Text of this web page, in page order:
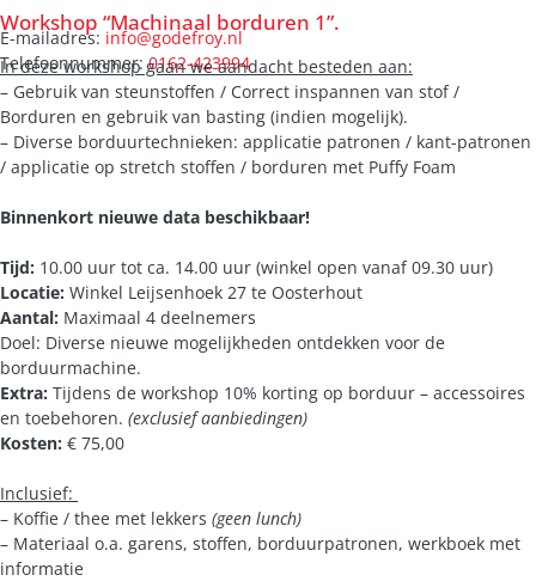
E-mailadres: info@godefroy.nl
Telefoonnummer:0162-423994
Workshop “Machinaal borduren 1”.
In deze workshop gaan we aandacht besteden aan:
– Gebruik van steunstoffen / Correct inspannen van stof /
Borduren en gebruik van basting (indien mogelijk).
– Diverse borduurtechnieken: applicatie patronen / kant-patronen
/ applicatie op stretch stoffen / borduren met Puffy Foam
Binnenkort nieuwe data beschikbaar!
Tijd: 10.00 uur tot ca. 14.00 uur (winkel open vanaf 09.30 uur)
Locatie: Winkel Leijsenhoek 27 te Oosterhout
Aantal: Maximaal 4 deelnemers
Doel: Diverse nieuwe mogelijkheden ontdekken voor de
borduurmachine.
Extra: Tijdens de workshop 10% korting op borduur – accessoires
en toebehoren. (exclusief aanbiedingen)
Kosten: € 75,00
Inclusief:
– Koffie / thee met lekkers (geen lunch)
– Materiaal o.a. garens, stoffen, borduurpatronen, werkboek met
informatie